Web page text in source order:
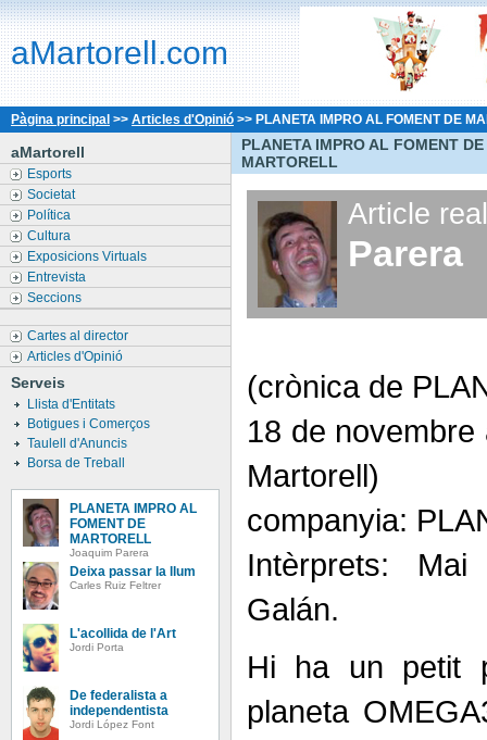
aMartorell.com
Pàgina principal >> Articles d'Opinió >> PLANETA IMPRO AL FOMENT DE
aMartorell
Esports
Societat
Política
Cultura
Exposicions Virtuals
Entrevista
Seccions
Cartes al director
Articles d'Opinió
Serveis
Llista d'Entitats
Botigues i Comerços
Taulell d'Anuncis
Borsa de Treball
PLANETA IMPRO AL
FOMENT DE
MARTORELL
Joaquim Parera
Deixa passar la llum
Carles Ruiz Feltrer
L'acollida de l'Art
Jordi Porta
De federalista a
independentista
Jordi López Font
PLANETA IMPRO AL FOMENT DE
MARTORELL
Article
Parera
(crònica de
18 de
Martorell)
companyia:
Intèrprets:
Galán.
Hi ha un petit
planeta